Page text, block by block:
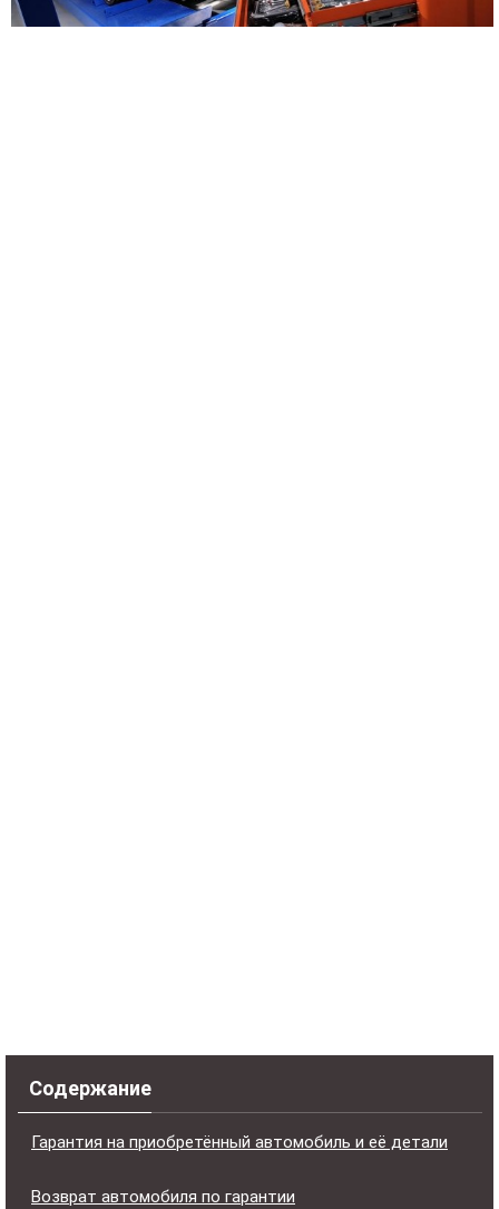
Содержание
Гарантия на приобретённый автомобиль и её детали
Возврат автомобиля по гарантии